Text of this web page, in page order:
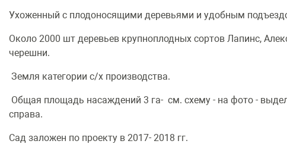
Ухоженный с плодоносящими деревьями и удобным
Около 2000 шт деревьев крупноплодных сортов Лапинс,
черешни.
Земля категории с/х производства.
Общая площадь насаждений 3 га- см. схему - на фото -
справа.
Сад заложен по проекту в 2017- 2018 гг.